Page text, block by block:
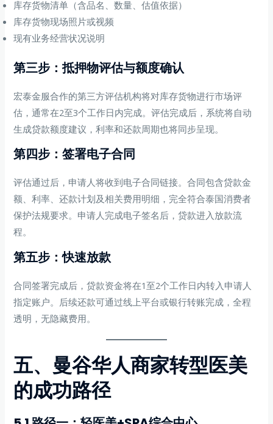
库存货物清单（含品名、数量、估值依据）
库存货物现场照片或视频
现有业务经营状况说明
第三步：抵押物评估与额度确认
宏泰金服合作的第三方评估机构将对库存货物进行市场评
估，通常在2至3个工作日内完成。评估完成后，系统将自动
生成贷款额度建议，利率和还款周期也将同步呈现。
第四步：签署电子合同
评估通过后，申请人将收到电子合同链接。合同包含贷款金
额、利率、还款计划及相关费用明细，完全符合泰国消费者
保护法规要求。申请人完成电子签名后，贷款进入放款流
程。
第五步：快速放款
合同签署完成后，贷款资金将在1至2个工作日内转入申请人
指定账户。后续还款可通过线上平台或银行转账完成，全程
透明，无隐藏费用。
五、曼谷华人商家转型医美
的成功路径